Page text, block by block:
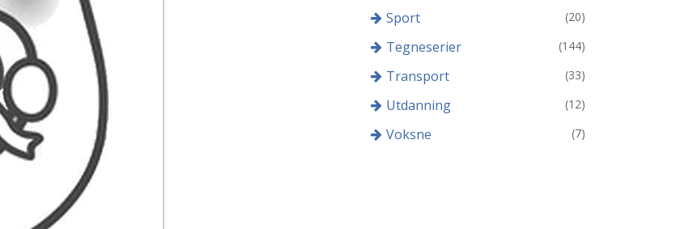
Sport (20)
Tegneserier (144)
Transport (33)
Utdanning (12)
Voksne (7)